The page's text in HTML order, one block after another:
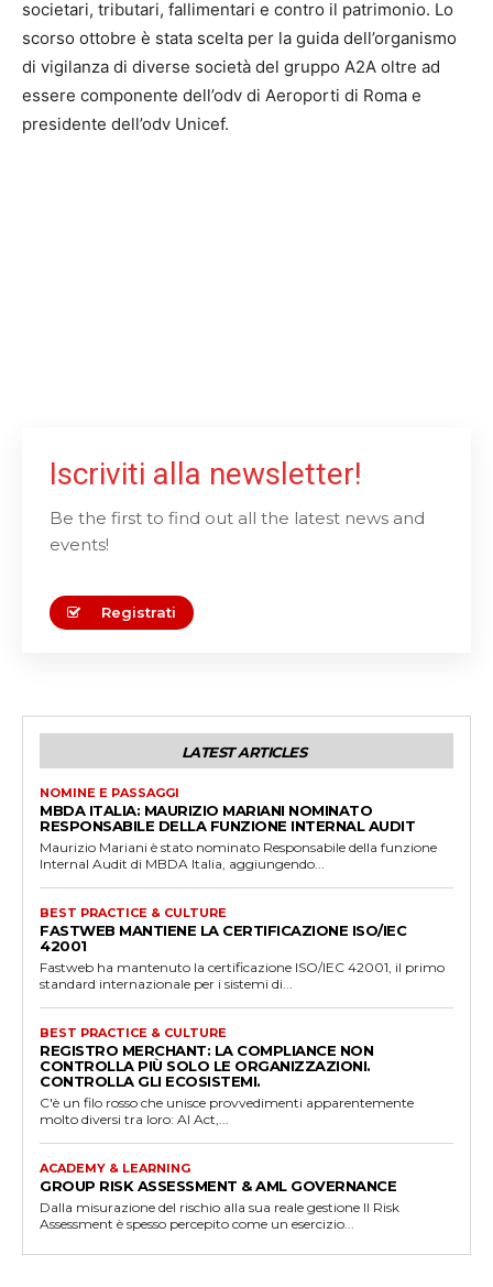
societari, tributari, fallimentari e contro il patrimonio. Lo
scorso ottobre è stata scelta per la guida dell’organismo
di vigilanza di diverse società del gruppo A2A oltre ad
essere componente dell’odv di Aeroporti di Roma e
presidente dell’odv Unicef.
Iscriviti alla newsletter!
Be the first to find out all the latest news and
events!
Registrati
LATEST ARTICLES
NOMINE E PASSAGGI
MBDA ITALIA: MAURIZIO MARIANI NOMINATO
RESPONSABILE DELLA FUNZIONE INTERNAL AUDIT
Maurizio Mariani è stato nominato Responsabile della funzione
Internal Audit di MBDA Italia, aggiungendo...
BEST PRACTICE & CULTURE
FASTWEB MANTIENE LA CERTIFICAZIONE ISO/IEC
42001
Fastweb ha mantenuto la certificazione ISO/IEC 42001, il primo
standard internazionale per i sistemi di...
BEST PRACTICE & CULTURE
REGISTRO MERCHANT: LA COMPLIANCE NON
CONTROLLA PIÙ SOLO LE ORGANIZZAZIONI.
CONTROLLA GLI ECOSISTEMI.
C'è un filo rosso che unisce provvedimenti apparentemente
molto diversi tra loro: AI Act,...
ACADEMY & LEARNING
GROUP RISK ASSESSMENT & AML GOVERNANCE
Dalla misurazione del rischio alla sua reale gestione Il Risk
Assessment è spesso percepito come un esercizio...